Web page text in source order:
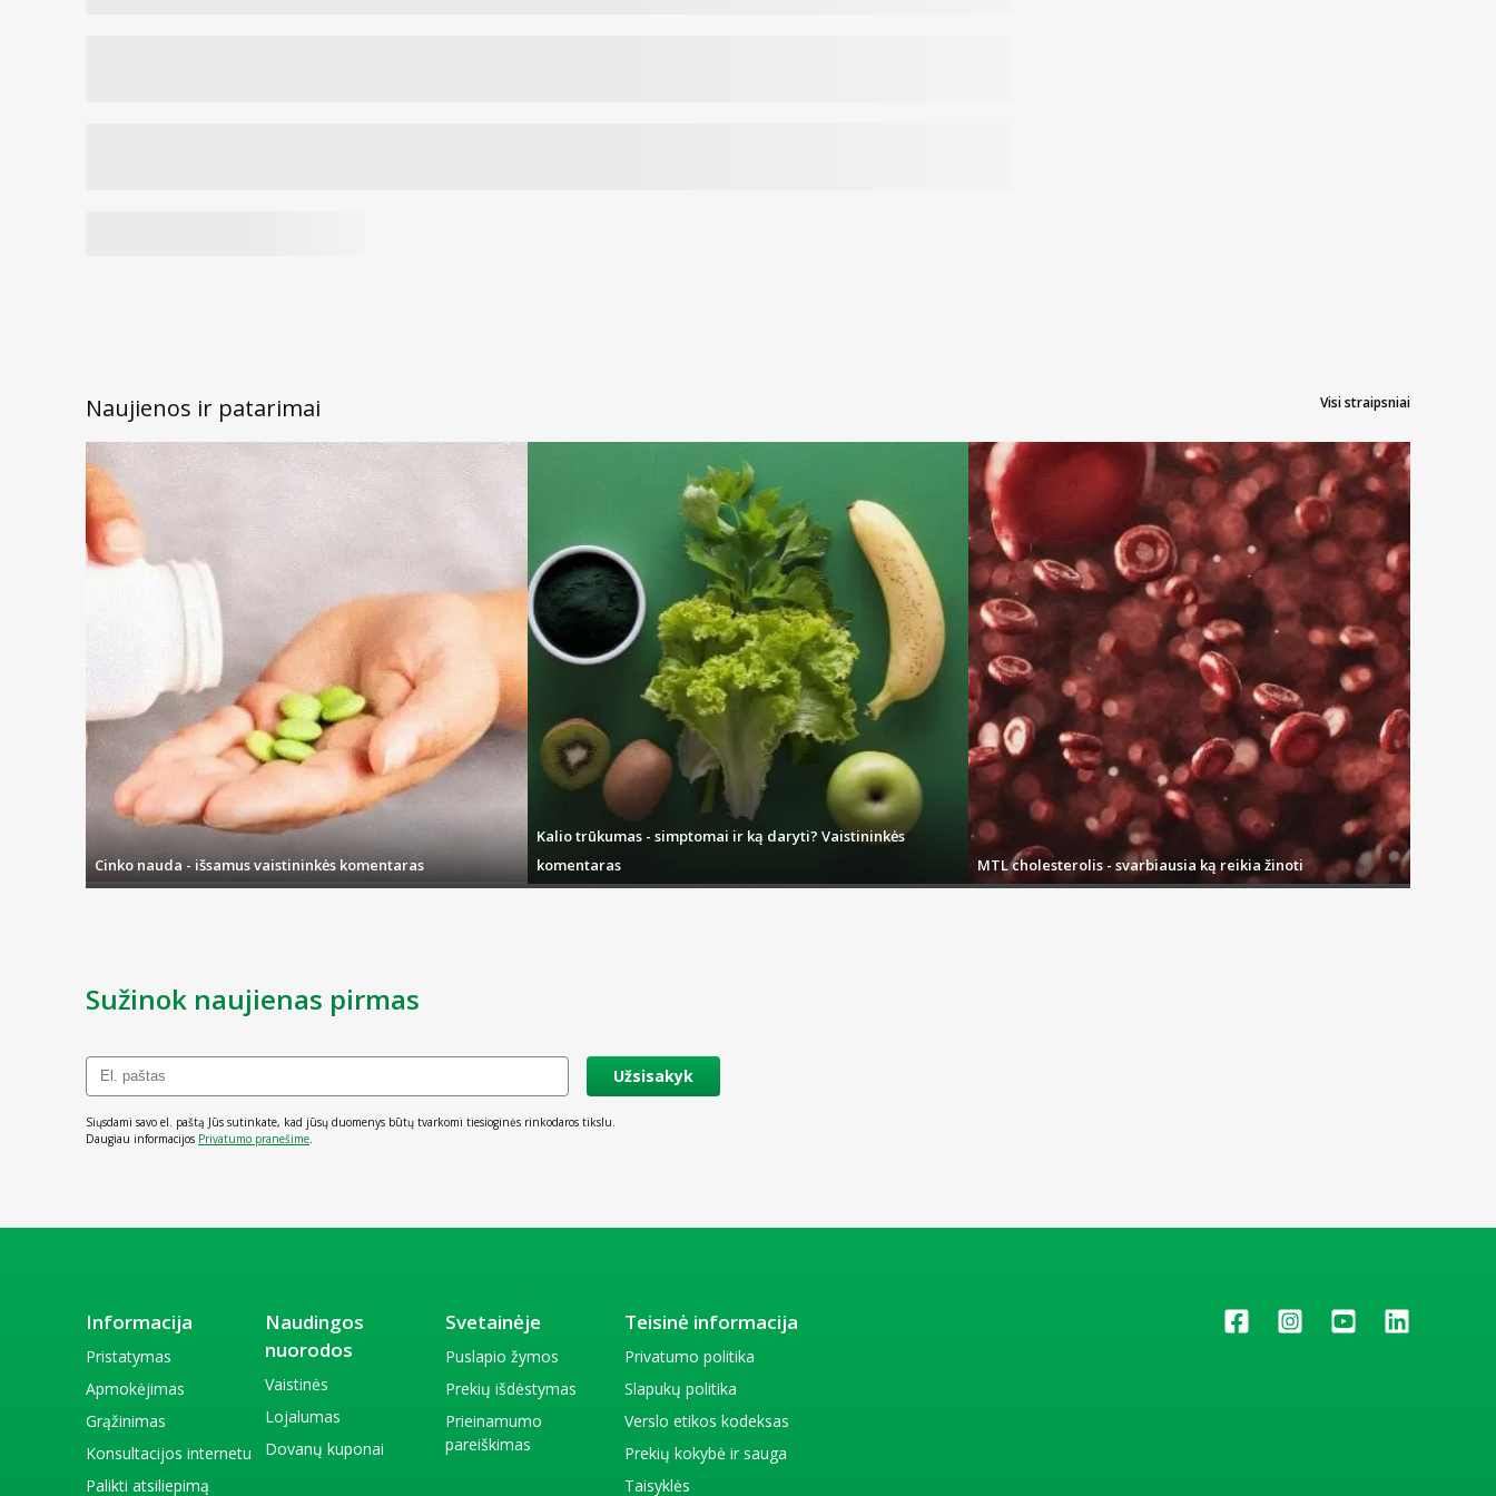
Naujienos ir patarimai Visi straipsniai
Cinko nauda - išsamus vaistininkės komentaras
Kalio trūkumas - simptomai ir ką daryti? Vaistininkės
komentaras
MTL cholesterolis - svarbiausia ką reikia žinoti
Sužinok naujienas pirmas
Užsisakyk
Siųsdami savo el. paštą Jūs sutinkate, kad jūsų duomenys būtų tvarkomi tiesioginės rinkodaros tikslu.
Daugiau informacijos Privatumo pranešime
Informacija
Pristatymas
Apmokėjimas
Grąžinimas
Konsultacijos internetu
Palikti atsiliepimą
Naudingos
nuorodos
Vaistinės
Lojalumas
Dovanų kuponai
Svetainėje
Puslapio žymos
Prekių išdėstymas
Prieinamumo
pareiškimas
Teisinė informacija
Privatumo politika
Slapukų politika
Verslo etikos kodeksas
Prekių kokybė ir sauga
Taisyklės